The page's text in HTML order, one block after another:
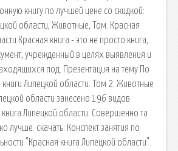
книгу по лучшей цене со скидкой:
области, Животные, Том. Красная
Красная книга - это не просто книга,
учрежденный в целях выявления и
под. Презентация на тему По
Липецкой области. Том 2. Животные
области занесено 196 видов
Липецкой области. Совершенно та
лучше. cкачать: Конспект занятия по
"Красная книга Липецкой области".